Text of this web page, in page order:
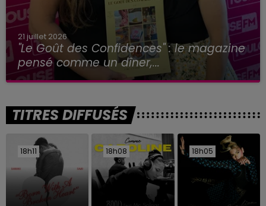
21 juillet 2026
"Le Goût des Confidences" : le magazine
pensé comme un dîner,...
TITRES DIFFUSÉS
18h11
18h11 18h08
18h08 18h05
18h05